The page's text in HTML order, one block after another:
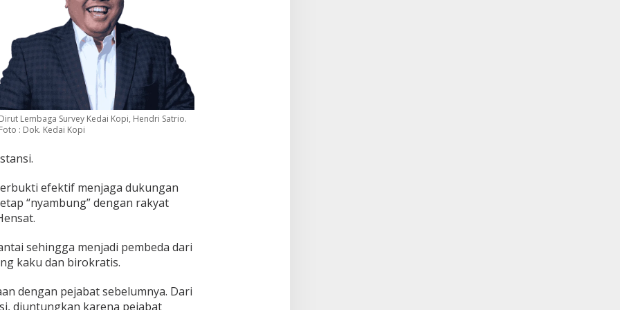
Dirut Lembaga Survey Kedai Kopi, Hendri Satrio.
Foto : Dok. Kedai Kopi
efektif menjaga dukungan
“nyambung” dengan rakyat
sehingga menjadi pembeda dari
kaku dan birokratis.
dengan pejabat sebelumnya. Dari
diuntungkan karena pejabat